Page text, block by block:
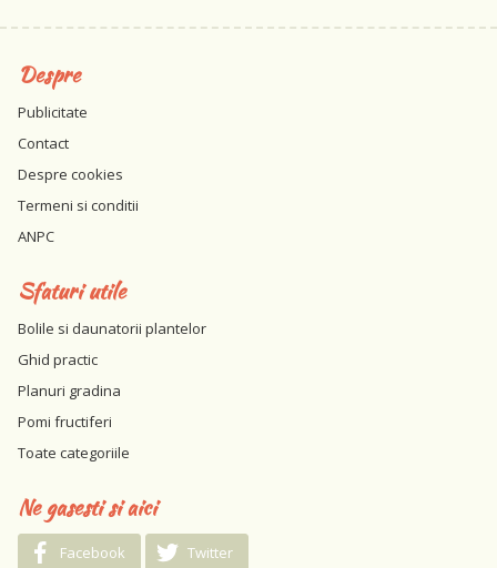
Despre
Publicitate
Contact
Despre cookies
Termeni si conditii
ANPC
Sfaturi utile
Bolile si daunatorii plantelor
Ghid practic
Planuri gradina
Pomi fructiferi
Toate categoriile
Ne gasesti si aici
Facebook Twitter